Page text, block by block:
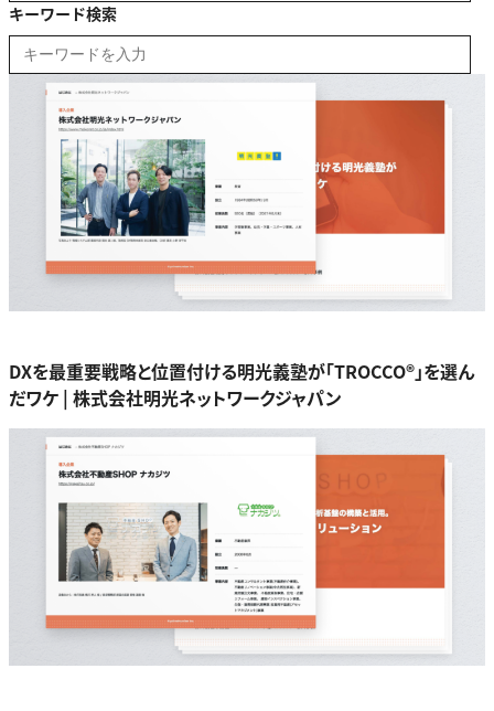
キーワード検索
DXを最重要戦略と位置付ける明光義塾が「TROCCO®」を選ん
だワケ | 株式会社明光ネットワークジャパン